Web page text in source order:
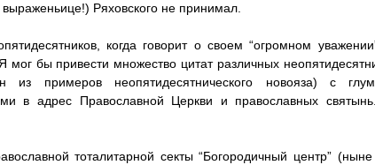
выраженьице!) Ряховского не принимал.
когда говорит о своем “огромном
бы привести множество цитат различных
из примеров неопятидесятнического новояза) с
в адрес Православной Церкви и православных
тоталитарной секты “Богородичный центр”